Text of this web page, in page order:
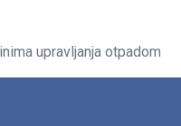
upravljanja otpadom